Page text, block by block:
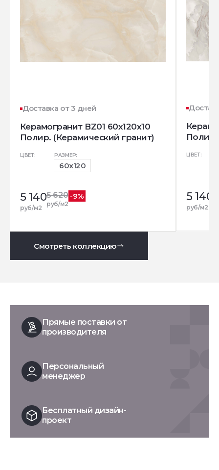
Доставка от 3 дней
Керамогранит BZ01 60x120x10
Полир. (Керамический гранит)
ЦВЕТ: РАЗМЕР:
60x120
5 140
руб/м2
5 620
руб/м2
-9%
Полир.
ЦВЕТ:
5 140
руб/м2
Смотреть коллекцию
Прямые поставки от
производителя
Персональный
менеджер
Бесплатный дизайн-
проект